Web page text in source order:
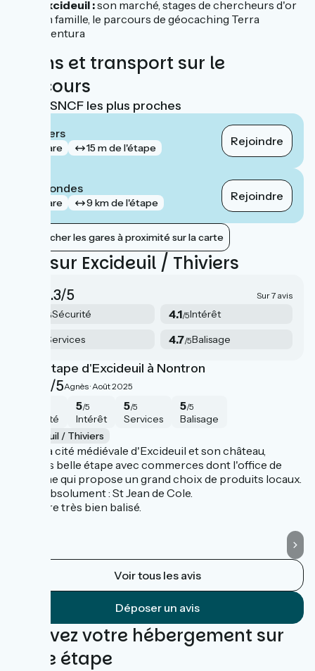
Excideuil :son marché, stages de chercheurs d'or
en famille, le parcours de géocaching Terra
aventura
Trains et transport sur le
parcours
Gares SNCF les plus proches
Thiviers
gare 15 m de l'étape Rejoindre
Négrondes
gare 9 km de l'étape Rejoindre
Afficher les gares à proximité sur la carte
Avis sur Excideuil / Thiviers
4.3/5 Sur 7 avis
/5Sécurité 4.1/5Intérêt
Services 4.7/5Balisage
Belle étape d'Excideuil à Nontron
4.8/5Agnès · Août 2025
Sécurité
5/5
Intérêt
5/5
Services
5/5
Balisage
Excideuil / Thiviers
A voir la cité médiévale d'Excideuil et son château,
Thiviers belle étape avec commerces dont l'office de
tourisme qui propose un grand choix de produits locaux.
A voir absolument : St Jean de Cole.
Itinéraire très bien balisé.
Voir tous les avis
Déposer un avis
Trouvez votre hébergement sur
cette étape